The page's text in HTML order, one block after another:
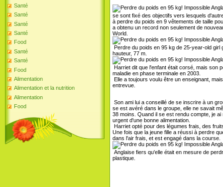
Santé
Santé
Santé
Santé
Food
Santé
Santé
Food
Alimentation
Alimentation et la nutrition
Alimentation
Food
se sont fixé des objectifs vers lesquels
à perdre du poids en 9 vêtements de taille
a obtenu un record non seulement de
World.
Perdre du poids en 95 kg de 25-year-old
hauteur, 77 m.
Harriet dit que l'enfant était corsé, mais son
maladie en phase terminale en 2003.
Elle a toujours voulu être un enseignant,
entrevue.
Son ami lui a conseillé de se inscrire à un
se est avéré dans le groupe, elle ne savait
38 moins. Quand il se est rendu compte, je
urgent d'une bonne alimentation.
Harriet opté pour des légumes frais, des
Une fois que la jeune fille a réussi à perdre
dans l'air frais, et est engagé dans la course.
Anglaise fiers qu'elle était en mesure de
plastique.